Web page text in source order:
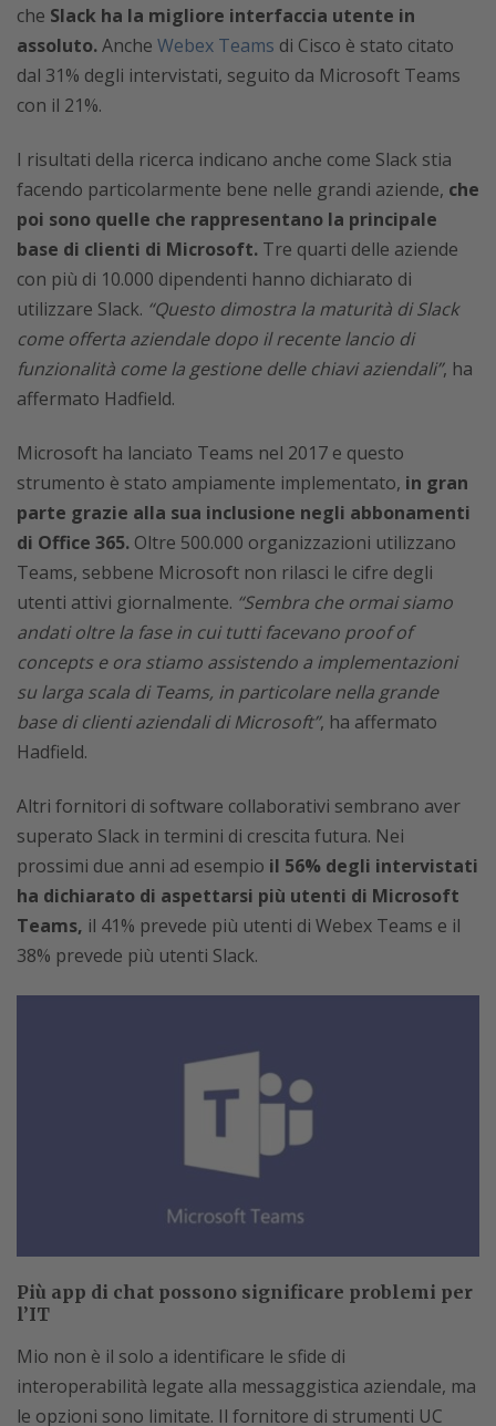
che Slack ha la migliore interfaccia utente in
assoluto.Anche Webex Teams di Cisco è stato citato
dal 31% degli intervistati, seguito da Microsoft Teams
con il 21%.
I risultati della ricerca indicano anche come Slack stia
facendo particolarmente bene nelle grandi aziende, che
poi sono quelle che rappresentano la principale
base di clienti di Microsoft. Tre quarti delle aziende
con più di 10.000 dipendenti hanno dichiarato di
utilizzare Slack. “Questo dimostra la maturità di Slack
come offerta aziendale dopo il recente lancio di
funzionalità come la gestione delle chiavi aziendali”, ha
affermato Hadfield.
Microsoft ha lanciato Teams nel 2017 e questo
strumento è stato ampiamente implementato, in gran
parte grazie alla sua inclusione negli abbonamenti
di Office 365. Oltre 500.000 organizzazioni utilizzano
Teams, sebbene Microsoft non rilasci le cifre degli
utenti attivi giornalmente. “Sembra che ormai siamo
andati oltre la fase in cui tutti facevano proof of
concepts e ora stiamo assistendo a implementazioni
su larga scala di Teams, in particolare nella grande
base di clienti aziendali di Microsoft”, ha affermato
Hadfield.
Altri fornitori di software collaborativi sembrano aver
superato Slack in termini di crescita futura. Nei
prossimi due anni ad esempio il 56% degli intervistati
ha dichiarato di aspettarsi più utenti di Microsoft
Teams, il 41% prevede più utenti di Webex Teams e il
38% prevede più utenti Slack.
Più app di chat possono significare problemi per
l’IT
Mio non è il solo a identificare le sfide di
interoperabilità legate alla messaggistica aziendale, ma
le opzioni sono limitate. Il fornitore di strumenti UC